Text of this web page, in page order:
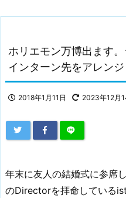
ホリエモン万博出ます
インターン先をアレンジ
2018年1月11日 2023年12月
年末に友人の結婚式に参席
のDirectorを拝命している